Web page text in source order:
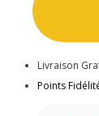
Livraison
Points